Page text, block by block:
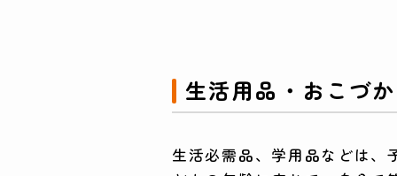
生活用品・おこづ
生活必需品、学用品などは、